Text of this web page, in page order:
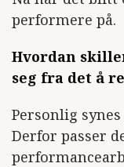
performere på.
Hvordan
seg fra det å
Personlig
Derfor passer